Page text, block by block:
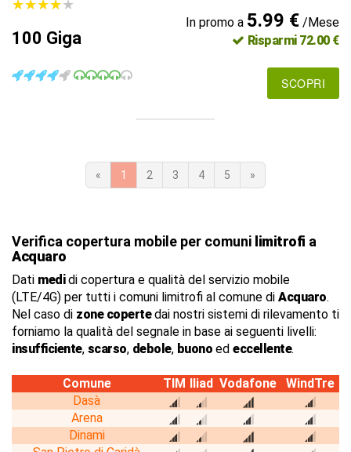
★★★★★
★★★★★
100 Giga
In promo a 5.99 €/Mese
Risparmi 72.00 €
SCOPRI
« 1 2 3 4 5 »
Verifica copertura mobile per comuni limitrofi a
Acquaro
Dati medidi copertura e qualità del servizio mobile
(LTE/4G) per tutti i comuni limitrofi al comune di Acquaro.
Nel caso di zone copertedai nostri sistemi di rilevamento ti
forniamo la qualità del segnale in base ai seguenti livelli:
insufficiente, scarso, debole, buono ed eccellente.
Comune TIM Iliad Vodafone
WindTre
Dasà
Arena
Dinami